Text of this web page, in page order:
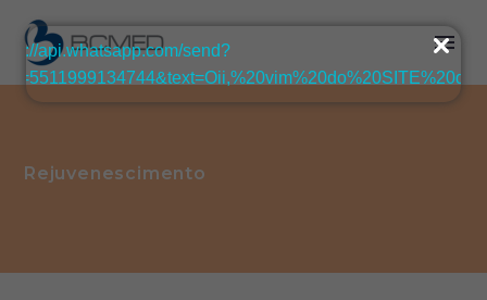
Rejuvenescimento